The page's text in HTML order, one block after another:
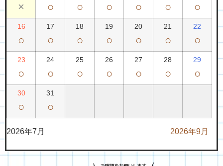
× ○ ○ ○ ○ ○ ○
16
○
17
○
18
○
19
○
20
○
21
○
22
○
23
○
24
○
25
○
26
○
27
○
28
○
29
○
30
○
31
○
2026年7月 2026年9月